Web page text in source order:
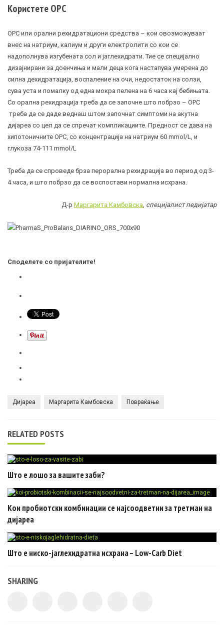
Користете ОРС
ОРС или орални рехидратациони средства – кои овозможуваат
внес на натриум, калиум и други електролити со кои се
надополнува изгубената сол и јаглехидрати. Тие се специјално
дизајнирани за доенчиња и мали деца кога настапува умерена до
силна дехидратација, воспаление на очи, недостаток на солзи,
сува уста и помалку од една мокра пелена на 6 часа кај бебињата.
Со орална рехидрација треба да се започне што побрзо – ОРС
треба да се даде веднаш штом започнат симптоми на акутна
дијареа со цел да се спречат компликациите. Предност се дава на
хипотоничните ОРС, со концентрација на натриум 60 mmol/L, и
глукоза 74-111 mmol/L
Треба да се спроведе брза перорална рехидрација во период од 3-
4 часа, и што побрзо да се воспостави нормална исхрана.
Д-р Маргарита Камбовска специјалист педијатар
Споделете со пријателите!
Дијареа Маргарита Камбовска Повраќање
RELATED POSTS
Што е лошо за вашите заби?
Кои пробиотски комбинации се најсоодветни за третман на
дијареа
Што е ниско-јаглехидратна исхрана – Low-Carb Diet
SHARING